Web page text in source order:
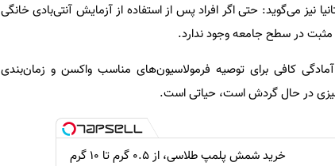
نیز می‌گوید: حتی اگر افراد پس از استفاده از آزمایش آنتی‌بادی خانگی
مثبت در سطح جامعه وجود ندارد.
کافی برای توصیه‌ فرمولاسیون‌های مناسب واکسن و زمان‌بندی
در حال گردش است، حیاتی است.
خرید شمش پلمپ طلاسی، از ۰.۵ گرم تا ۱۰ گرم